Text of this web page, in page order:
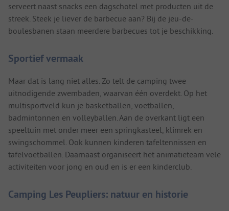
serveert naast snacks een dagschotel met producten uit de
streek. Steek je liever de barbecue aan? Bij de jeu-de-
boulesbanen staan meerdere barbecues tot je beschikking.
Sportief vermaak
Maar dat is lang niet alles. Zo telt de camping twee
uitnodigende zwembaden, waarvan één overdekt. Op het
multisportveld kun je basketballen, voetballen,
badmintonnen en volleyballen. Aan de overkant ligt een
speeltuin met onder meer een springkasteel, klimrek en
swingschommel. Ook kunnen kinderen tafeltennissen en
tafelvoetballen. Daarnaast organiseert het animatieteam vele
activiteiten voor jong en oud en is er een kinderclub.
Camping Les Peupliers: natuur en historie